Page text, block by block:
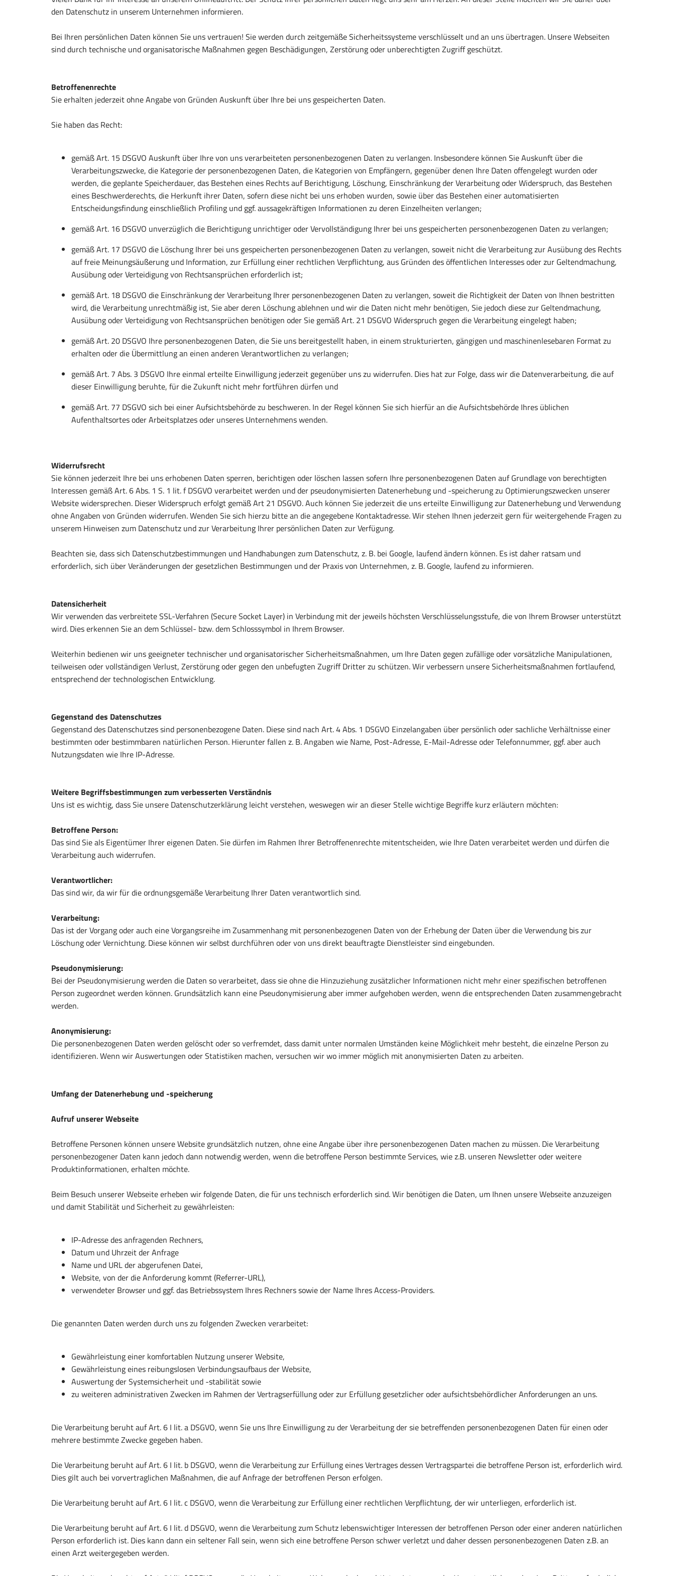
den Datenschutz in unserem Unternehmen informieren.
Bei Ihren persönlichen Daten können Sie uns vertrauen! Sie werden durch zeitgemäße Sicherheitssysteme verschlüsselt und an uns übertragen. Unsere Webseiten
sind durch technische und organisatorische Maßnahmen gegen Beschädigungen, Zerstörung oder unberechtigten Zugriff geschützt.
Betroffenenrechte
Sie erhalten jederzeit ohne Angabe von Gründen Auskunft über Ihre bei uns gespeicherten Daten.
Sie haben das Recht:
gemäß Art. 15 DSGVO Auskunft über Ihre von uns verarbeiteten personenbezogenen Daten zu verlangen. Insbesondere können Sie Auskunft über die
Verarbeitungszwecke, die Kategorie der personenbezogenen Daten, die Kategorien von Empfängern, gegenüber denen Ihre Daten offengelegt wurden oder
werden, die geplante Speicherdauer, das Bestehen eines Rechts auf Berichtigung, Löschung, Einschränkung der Verarbeitung oder Widerspruch, das Bestehen
eines Beschwerderechts, die Herkunft ihrer Daten, sofern diese nicht bei uns erhoben wurden, sowie über das Bestehen einer automatisierten
Entscheidungsfindung einschließlich Profiling und ggf. aussagekräftigen Informationen zu deren Einzelheiten verlangen;
gemäß Art. 16 DSGVO unverzüglich die Berichtigung unrichtiger oder Vervollständigung Ihrer bei uns gespeicherten personenbezogenen Daten zu verlangen;
gemäß Art. 17 DSGVO die Löschung Ihrer bei uns gespeicherten personenbezogenen Daten zu verlangen, soweit nicht die Verarbeitung zur Ausübung des Rechts
auf freie Meinungsäußerung und Information, zur Erfüllung einer rechtlichen Verpflichtung, aus Gründen des öffentlichen Interesses oder zur Geltendmachung,
Ausübung oder Verteidigung von Rechtsansprüchen erforderlich ist;
gemäß Art. 18 DSGVO die Einschränkung der Verarbeitung Ihrer personenbezogenen Daten zu verlangen, soweit die Richtigkeit der Daten von Ihnen bestritten
wird, die Verarbeitung unrechtmäßig ist, Sie aber deren Löschung ablehnen und wir die Daten nicht mehr benötigen, Sie jedoch diese zur Geltendmachung,
Ausübung oder Verteidigung von Rechtsansprüchen benötigen oder Sie gemäß Art. 21 DSGVO Widerspruch gegen die Verarbeitung eingelegt haben;
gemäß Art. 20 DSGVO Ihre personenbezogenen Daten, die Sie uns bereitgestellt haben, in einem strukturierten, gängigen und maschinenlesebaren Format zu
erhalten oder die Übermittlung an einen anderen Verantwortlichen zu verlangen;
gemäß Art. 7 Abs. 3 DSGVO Ihre einmal erteilte Einwilligung jederzeit gegenüber uns zu widerrufen. Dies hat zur Folge, dass wir die Datenverarbeitung, die auf
dieser Einwilligung beruhte, für die Zukunft nicht mehr fortführen dürfen und
gemäß Art. 77 DSGVO sich bei einer Aufsichtsbehörde zu beschweren. In der Regel können Sie sich hierfür an die Aufsichtsbehörde Ihres üblichen
Aufenthaltsortes oder Arbeitsplatzes oder unseres Unternehmens wenden.
Widerrufsrecht
Sie können jederzeit Ihre bei uns erhobenen Daten sperren, berichtigen oder löschen lassen sofern Ihre personenbezogenen Daten auf Grundlage von berechtigten
Interessen gemäß Art. 6 Abs. 1 S. 1 lit. f DSGVO verarbeitet werden und der pseudonymisierten Datenerhebung und -speicherung zu Optimierungszwecken unserer
Website widersprechen. Dieser Widerspruch erfolgt gemäß Art 21 DSGVO. Auch können Sie jederzeit die uns erteilte Einwilligung zur Datenerhebung und Verwendung
ohne Angaben von Gründen widerrufen. Wenden Sie sich hierzu bitte an die angegebene Kontaktadresse. Wir stehen Ihnen jederzeit gern für weitergehende Fragen zu
unserem Hinweisen zum Datenschutz und zur Verarbeitung Ihrer persönlichen Daten zur Verfügung.
Beachten sie, dass sich Datenschutzbestimmungen und Handhabungen zum Datenschutz, z. B. bei Google, laufend ändern können. Es ist daher ratsam und
erforderlich, sich über Veränderungen der gesetzlichen Bestimmungen und der Praxis von Unternehmen, z. B. Google, laufend zu informieren.
Datensicherheit
Wir verwenden das verbreitete SSL-Verfahren (Secure Socket Layer) in Verbindung mit der jeweils höchsten Verschlüsselungsstufe, die von Ihrem Browser unterstützt
wird. Dies erkennen Sie an dem Schlüssel- bzw. dem Schlosssymbol in Ihrem Browser.
Weiterhin bedienen wir uns geeigneter technischer und organisatorischer Sicherheitsmaßnahmen, um Ihre Daten gegen zufällige oder vorsätzliche Manipulationen,
teilweisen oder vollständigen Verlust, Zerstörung oder gegen den unbefugten Zugriff Dritter zu schützen. Wir verbessern unsere Sicherheitsmaßnahmen fortlaufend,
entsprechend der technologischen Entwicklung.
Gegenstand des Datenschutzes
Gegenstand des Datenschutzes sind personenbezogene Daten. Diese sind nach Art. 4 Abs. 1 DSGVO Einzelangaben über persönlich oder sachliche Verhältnisse einer
bestimmten oder bestimmbaren natürlichen Person. Hierunter fallen z. B. Angaben wie Name, Post-Adresse, E-Mail-Adresse oder Telefonnummer, ggf. aber auch
Nutzungsdaten wie Ihre IP-Adresse.
Weitere Begriffsbestimmungen zum verbesserten Verständnis
Uns ist es wichtig, dass Sie unsere Datenschutzerklärung leicht verstehen, weswegen wir an dieser Stelle wichtige Begriffe kurz erläutern möchten:
Betroffene Person:
Das sind Sie als Eigentümer Ihrer eigenen Daten. Sie dürfen im Rahmen Ihrer Betroffenenrechte mitentscheiden, wie Ihre Daten verarbeitet werden und dürfen die
Verarbeitung auch widerrufen.
Verantwortlicher:
Das sind wir, da wir für die ordnungsgemäße Verarbeitung Ihrer Daten verantwortlich sind.
Verarbeitung:
Das ist der Vorgang oder auch eine Vorgangsreihe im Zusammenhang mit personenbezogenen Daten von der Erhebung der Daten über die Verwendung bis zur
Löschung oder Vernichtung. Diese können wir selbst durchführen oder von uns direkt beauftragte Dienstleister sind eingebunden.
Pseudonymisierung:
Bei der Pseudonymisierung werden die Daten so verarbeitet, dass sie ohne die Hinzuziehung zusätzlicher Informationen nicht mehr einer spezifischen betroffenen
Person zugeordnet werden können. Grundsätzlich kann eine Pseudonymisierung aber immer aufgehoben werden, wenn die entsprechenden Daten zusammengebracht
werden.
Anonymisierung:
Die personenbezogenen Daten werden gelöscht oder so verfremdet, dass damit unter normalen Umständen keine Möglichkeit mehr besteht, die einzelne Person zu
identifizieren. Wenn wir Auswertungen oder Statistiken machen, versuchen wir wo immer möglich mit anonymisierten Daten zu arbeiten.
Umfang der Datenerhebung und -speicherung
Aufruf unserer Webseite
Betroffene Personen können unsere Website grundsätzlich nutzen, ohne eine Angabe über ihre personenbezogenen Daten machen zu müssen. Die Verarbeitung
personenbezogener Daten kann jedoch dann notwendig werden, wenn die betroffene Person bestimmte Services, wie z.B. unseren Newsletter oder weitere
Produktinformationen, erhalten möchte.
Beim Besuch unserer Webseite erheben wir folgende Daten, die für uns technisch erforderlich sind. Wir benötigen die Daten, um Ihnen unsere Webseite anzuzeigen
und damit Stabilität und Sicherheit zu gewährleisten:
IP-Adresse des anfragenden Rechners,
Datum und Uhrzeit der Anfrage
Name und URL der abgerufenen Datei,
Website, von der die Anforderung kommt (Referrer-URL),
verwendeter Browser und ggf. das Betriebssystem Ihres Rechners sowie der Name Ihres Access-Providers.
Die genannten Daten werden durch uns zu folgenden Zwecken verarbeitet:
Gewährleistung einer komfortablen Nutzung unserer Website,
Gewährleistung eines reibungslosen Verbindungsaufbaus der Website,
Auswertung der Systemsicherheit und -stabilität sowie
zu weiteren administrativen Zwecken im Rahmen der Vertragserfüllung oder zur Erfüllung gesetzlicher oder aufsichtsbehördlicher Anforderungen an uns.
Die Verarbeitung beruht auf Art. 6 I lit. a DSGVO, wenn Sie uns Ihre Einwilligung zu der Verarbeitung der sie betreffenden personenbezogenen Daten für einen oder
mehrere bestimmte Zwecke gegeben haben.
Die Verarbeitung beruht auf Art. 6 I lit. b DSGVO, wenn die Verarbeitung zur Erfüllung eines Vertrages dessen Vertragspartei die betroffene Person ist, erforderlich wird.
Dies gilt auch bei vorvertraglichen Maßnahmen, die auf Anfrage der betroffenen Person erfolgen.
Die Verarbeitung beruht auf Art. 6 I lit. c DSGVO, wenn die Verarbeitung zur Erfüllung einer rechtlichen Verpflichtung, der wir unterliegen, erforderlich ist.
Die Verarbeitung beruht auf Art. 6 I lit. d DSGVO, wenn die Verarbeitung zum Schutz lebenswichtiger Interessen der betroffenen Person oder einer anderen natürlichen
Person erforderlich ist. Dies kann dann ein seltener Fall sein, wenn sich eine betroffene Person schwer verletzt und daher dessen personenbezogenen Daten z.B. an
einen Arzt weitergegeben werden.